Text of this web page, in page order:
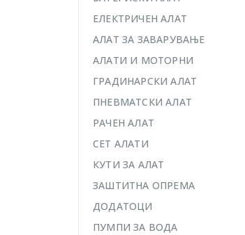
ЕЛЕКТРИЧЕН АЛАТ
АЛАТ ЗА ЗАВАРУВАЊЕ
АЛАТИ И МОТОРНИ
ГРАДИНАРСКИ АЛАТ
ПНЕВМАТСКИ АЛАТ
РАЧЕН АЛАТ
СЕТ АЛАТИ
КУТИ ЗА АЛАТ
ЗАШТИТНА ОПРЕМА
ДОДАТОЦИ
ПУМПИ ЗА ВОДА